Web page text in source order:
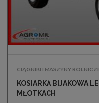
CIĄGNIKI I MASZYNY
KOSIARKA BIJAKOWA
MŁOTKACH